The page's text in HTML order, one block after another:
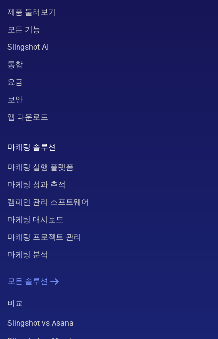
제품 둘러보기
모든 기능
Slingshot AI
통합
요금
보안
앱 다운로드
마케팅 솔루션
마케팅 실행 플랫폼
마케팅 성과 추적
캠페인 관리 소프트웨어
마케팅 대시보드
마케팅 프로젝트 관리
마케팅 분석
모든 솔루션
비교
Slingshot vs Asana